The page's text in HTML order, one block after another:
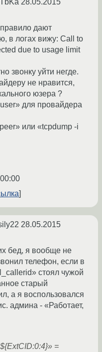
28.05.2015
дают
в логах вижу: Call to
due to usage limit
звонку уйти негде.
не нравится,
юзера ?
для провайдера
или «tcpdump -i
28.05.2015
бед, я вообще не
телефон, если в
стоял чужой
старый
а я воспользовался
админа - «Работает,
=